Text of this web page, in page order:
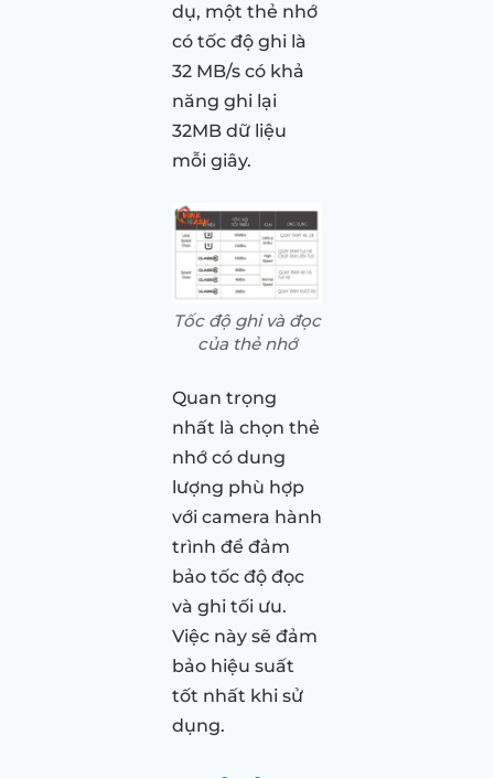
dụ, một thẻ nhớ
có tốc độ ghi là
32 MB/s có khả
năng ghi lại
32MB dữ liệu
mỗi giây.
Tốc độ ghi và đọc
của thẻ nhớ
Quan trọng
nhất là chọn thẻ
nhớ có dung
lượng phù hợp
với camera hành
trình để đảm
bảo tốc độ đọc
và ghi tối ưu.
Việc này sẽ đảm
bảo hiệu suất
tốt nhất khi sử
dụng.